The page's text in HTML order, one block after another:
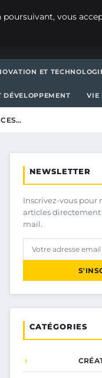
ET
DÉVELOPPEMENT VIE
NEWSLETTER
Inscrivez-vous pour
articles
mail.
CATÉGORIES
vous